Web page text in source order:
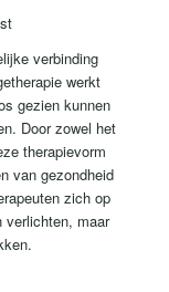
verbinding
werkt
gezien kunnen
Door zowel het
therapievorm
van gezondheid
zich op
verlichten, maar